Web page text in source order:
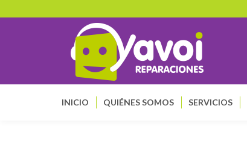
INICIO QUIÉNES SOMOS SERVICIOS